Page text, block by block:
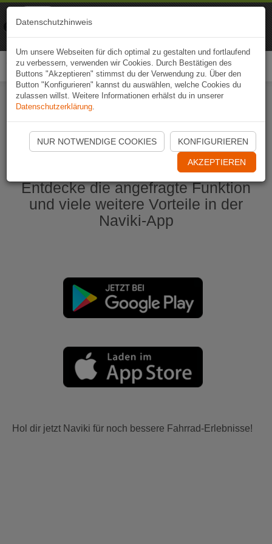
Naviki App jetzt öffnen
Entdecke die angefragte Funktion
und viele weitere Vorteile in der
Naviki-App
Hol dir jetzt Naviki für noch bessere Fahrrad-Erlebnisse!
Datenschutzhinweis
Um unsere Webseiten für dich optimal zu gestalten und fortlaufend
zu verbessern, verwenden wir Cookies. Durch Bestätigen des
Buttons "Akzeptieren" stimmst du der Verwendung zu. Über den
Button "Konfigurieren" kannst du auswählen, welche Cookies du
zulassen willst. Weitere Informationen erhälst du in unserer
Datenschutzerklärung.
NUR NOTWENDIGE COOKIES KONFIGURIEREN
AKZEPTIEREN
Naviki